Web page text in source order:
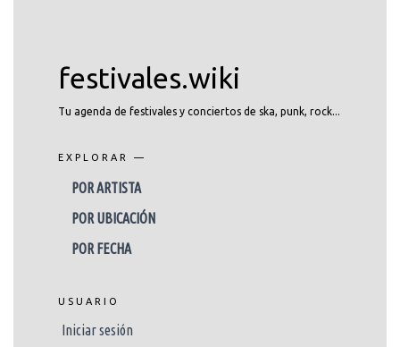
festivales.wiki
Tu agenda de festivales y conciertos de ska, punk, rock...
EXPLORAR —
POR ARTISTA
POR UBICACIÓN
POR FECHA
USUARIO
Iniciar sesión